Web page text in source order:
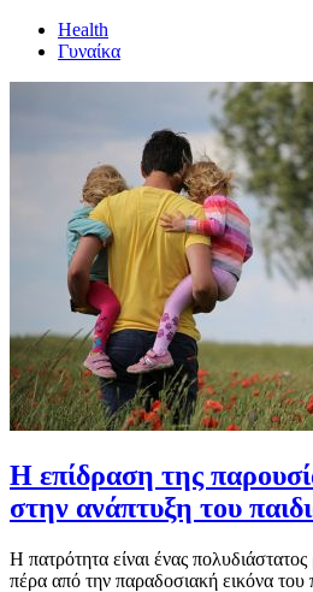
Health
Γυναίκα
Η επίδραση της
στην ανάπτυξη του
Η πατρότητα είναι ένας
πέρα από την παραδοσιακή εικόνα